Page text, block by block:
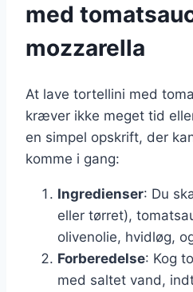
med
mozzarella
At lave tortellini med
kræver ikke meget tid
en simpel opskrift, der
komme i gang:
Ingredienser: Du
eller tørret),
olivenolie, hvidløg,
Forberedelse: Kog
med saltet vand,